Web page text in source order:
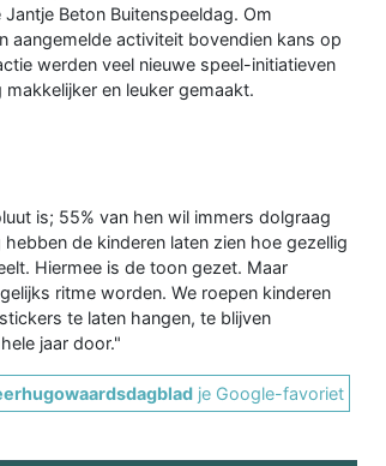
Beton Buitenspeeldag. Om
aangemelde activiteit bovendien kans op
werden veel nieuwe speel-initiatieven
en leuker gemaakt.
is; 55% van hen wil immers dolgraag
de kinderen laten zien hoe gezellig
Hiermee is de toon gezet. Maar
ritme worden. We roepen kinderen
te laten hangen, te blijven
jaar door."
je Google-favoriet